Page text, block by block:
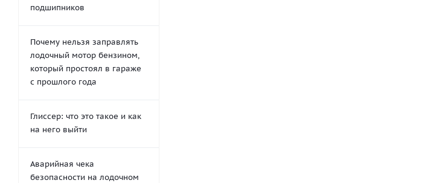
подшипников
Почему нельзя заправлять
лодочный мотор бензином,
который простоял в гараже
с прошлого года
Глиссер: что это такое и как
на него выйти
Аварийная чека
безопасности на лодочном